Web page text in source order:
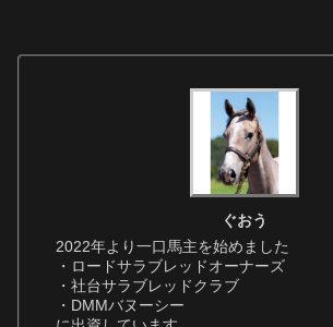
ぐおう
2022年より一口馬主を始めました
・ロードサラブレッドオーナーズ
・社台サラブレッドクラブ
・DMMバヌーシー